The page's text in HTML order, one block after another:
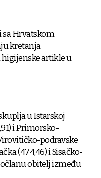
sa Hrvatskom
kretanja
artikle u
u Istarskoj
i Primorsko-
podravske
(474,46) i Sisačko-
obitelj između